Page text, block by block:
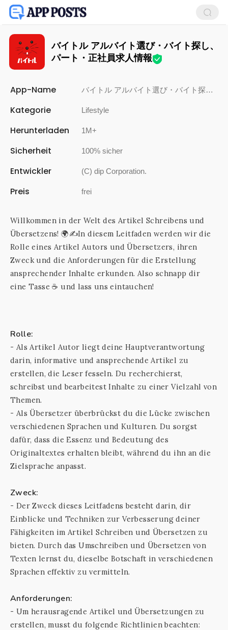
バイトル アルバイト選び・バイト探し、
パート・正社員求人情報
App-Name バイトル アルバイト選び・バイト探し、パート・正社員求人情報
Kategorie Lifestyle
Herunterladen 1M+
Sicherheit 100% sicher
Entwickler (C) dip Corporation.
Preis frei
Willkommen in der Welt des Artikel Schreibens und
Übersetzens! 🌍✍️In diesem Leitfaden werden wir die
Rolle eines Artikel Autors und Übersetzers, ihren
Zweck und die Anforderungen für die Erstellung
ansprechender Inhalte erkunden. Also schnapp dir
eine Tasse ☕️ und lass uns eintauchen!
Rolle:
- Als Artikel Autor liegt deine Hauptverantwortung
darin, informative und ansprechende Artikel zu
erstellen, die Leser fesseln. Du recherchierst,
schreibst und bearbeitest Inhalte zu einer Vielzahl von
Themen.
- Als Übersetzer überbrückst du die Lücke zwischen
verschiedenen Sprachen und Kulturen. Du sorgst
dafür, dass die Essenz und Bedeutung des
Originaltextes erhalten bleibt, während du ihn an die
Zielsprache anpasst.
Zweck:
- Der Zweck dieses Leitfadens besteht darin, dir
Einblicke und Techniken zur Verbesserung deiner
Fähigkeiten im Artikel Schreiben und Übersetzen zu
bieten. Durch das Umschreiben und Übersetzen von
Texten lernst du, dieselbe Botschaft in verschiedenen
Sprachen effektiv zu vermitteln.
Anforderungen:
- Um herausragende Artikel und Übersetzungen zu
erstellen, musst du folgende Richtlinien beachten: